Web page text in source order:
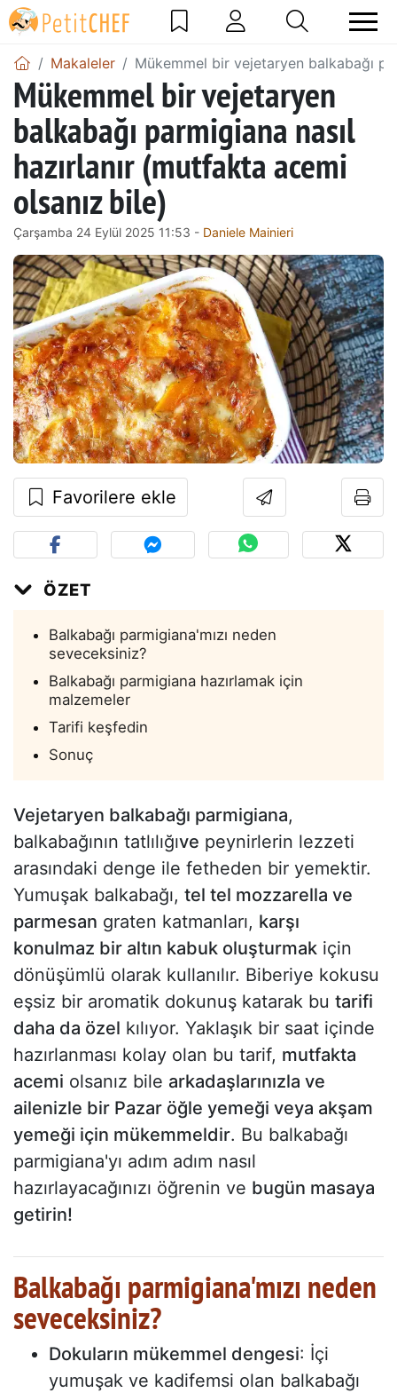
Makaleler Mükemmel bir vejetaryen balkabağı
Mükemmel bir vejetaryen
balkabağı parmigiana nasıl
hazırlanır (mutfakta acemi
olsanız bile)
Çarşamba 24 Eylül 2025 11:53 - Daniele Mainieri
Favorilere ekle
ÖZET
Balkabağı parmigiana'mızı neden
seveceksiniz?
Balkabağı parmigiana hazırlamak için
malzemeler
Tarifi keşfedin
Sonuç
Vejetaryen balkabağı parmigiana,
balkabağının tatlılığıve peynirlerin lezzeti
arasındaki denge ile fetheden bir yemektir.
Yumuşak balkabağı, tel tel mozzarella ve
parmesan graten katmanları, karşı
konulmaz bir altın kabuk oluşturmak için
dönüşümlü olarak kullanılır. Biberiye kokusu
eşsiz bir aromatik dokunuş katarak bu tarifi
daha da özel kılıyor. Yaklaşık bir saat içinde
hazırlanması kolay olan bu tarif, mutfakta
acemi olsanız bile arkadaşlarınızla ve
ailenizle bir Pazar öğle yemeği veya akşam
yemeği için mükemmeldir. Bu balkabağı
parmigiana'yı adım adım nasıl
hazırlayacağınızı öğrenin ve bugün masaya
getirin!
Balkabağı parmigiana'mızı neden
seveceksiniz?
Dokuların mükemmel dengesi: İçi
yumuşak ve kadifemsi olan balkabağı